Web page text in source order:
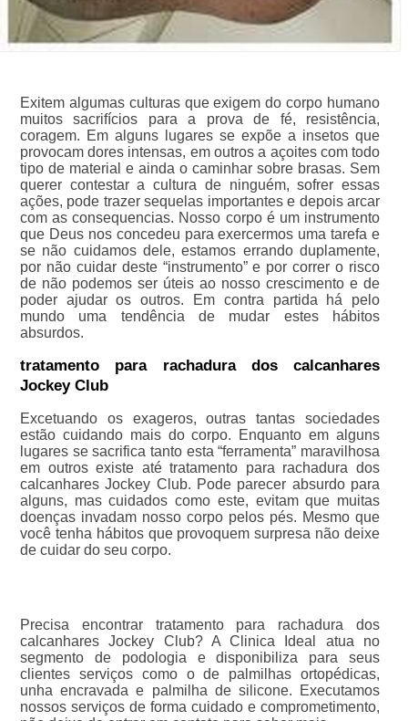
Exitem algumas culturas que exigem do corpo humano
muitos sacrifícios para a prova de fé, resistência,
coragem. Em alguns lugares se expõe a insetos que
provocam dores intensas, em outros a açoites com todo
tipo de material e ainda o caminhar sobre brasas. Sem
querer contestar a cultura de ninguém, sofrer essas
ações, pode trazer sequelas importantes e depois arcar
com as consequencias. Nosso corpo é um instrumento
que Deus nos concedeu para exercermos uma tarefa e
se não cuidamos dele, estamos errando duplamente,
por não cuidar deste “instrumento” e por correr o risco
de não podemos ser úteis ao nosso crescimento e de
poder ajudar os outros. Em contra partida há pelo
mundo uma tendência de mudar estes hábitos
absurdos.
tratamento para rachadura dos calcanhares
Jockey Club
Excetuando os exageros, outras tantas sociedades
estão cuidando mais do corpo. Enquanto em alguns
lugares se sacrifica tanto esta “ferramenta” maravilhosa
em outros existe até tratamento para rachadura dos
calcanhares Jockey Club. Pode parecer absurdo para
alguns, mas cuidados como este, evitam que muitas
doenças invadam nosso corpo pelos pés. Mesmo que
você tenha hábitos que provoquem surpresa não deixe
de cuidar do seu corpo.
Precisa encontrar tratamento para rachadura dos
calcanhares Jockey Club? A Clinica Ideal atua no
segmento de podologia e disponibiliza para seus
clientes serviços como o de palmilhas ortopédicas,
unha encravada e palmilha de silicone. Executamos
nossos serviços de forma cuidado e comprometimento,